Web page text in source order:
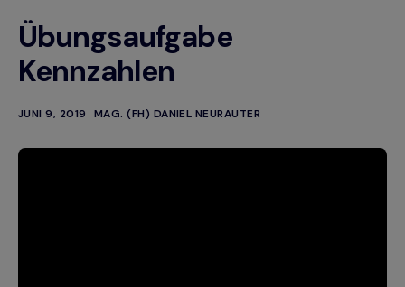
Übungsaufgabe
Kennzahlen
JUNI 9, 2019 MAG. (FH) DANIEL NEURAUTER